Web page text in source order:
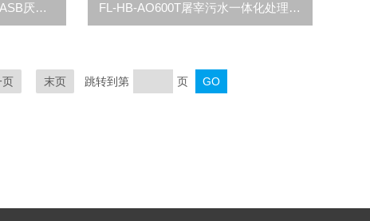
FL-HB-YY低耗三相分离器UASB厌氧罐污水处理设备厂家 FL-HB-AO600T屠宰污水一体化处理设备供应商
页 末页 跳转到第 页